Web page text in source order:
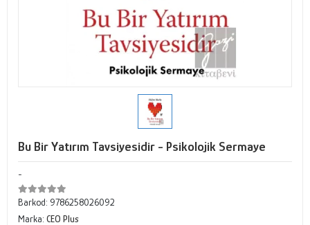
Bu Bir Yatırım Tavsiyesidir - Psikolojik Sermaye
-
Barkod: 9786258026092
Marka: CEO Plus